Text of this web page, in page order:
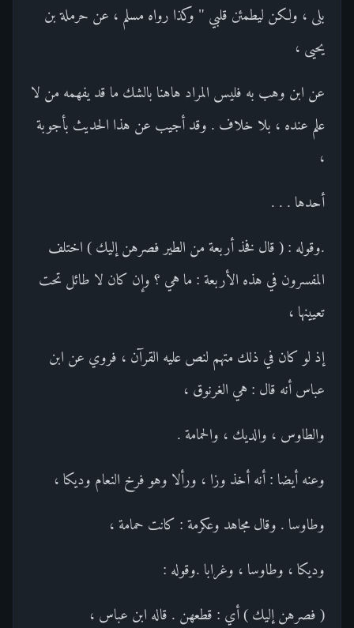
بلى ، ولكن ليطمئن قلبي " وكذا رواه مسلم ، عن حرملة بن
يحيى ،
عن ابن وهب به فليس المراد هاهنا بالشك ما قد يفهمه من لا
علم عنده ، بلا خلاف . وقد أجيب عن هذا الحديث بأجوبة
،
أحدها . . .
.وقوله : ( قال فخذ أربعة من الطير فصرهن إليك ) اختلف
المفسرون في هذه الأربعة : ما هي ؟ وإن كان لا طائل تحت
تعيينها ،
إذ لو كان في ذلك متهم لنص عليه القرآن ، فروي عن ابن
عباس أنه قال : هي الغرنوق ،
والطاوس ، والديك ، والحمامة .
وعنه أيضا : أنه أخذ وزا ، ورألا وهو فرخ النعام وديكا ،
وطاوسا . وقال مجاهد وعكرمة : كانت حمامة ،
وديكا ، وطاوسا ، وغرابا .وقوله :
( فصرهن إليك ) أي : قطعهن . قاله ابن عباس ،